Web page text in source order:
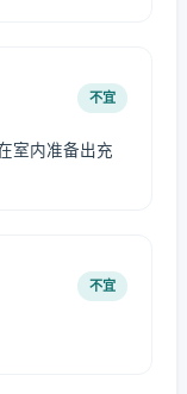
不宜
室内准备出充
不宜